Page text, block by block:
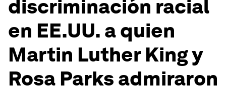
discriminación racial
en EE.UU. a quien
Martin Luther King y
Rosa Parks admiraron